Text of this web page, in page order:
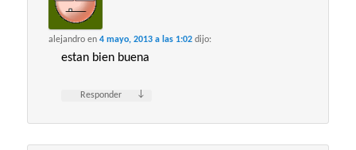
alejandro en4 mayo, 2013 a las 1:02 dijo:
estan bien buena
Responder ↓